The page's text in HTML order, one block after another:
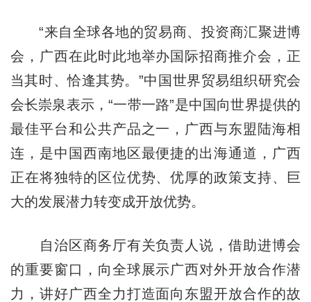
“来自全球各地的贸易商、投资商汇聚进博
会，广西在此时此地举办国际招商推介会，正
当其时、恰逢其势。”中国世界贸易组织研究会
会长崇泉表示，“一带一路”是中国向世界提供的
最佳平台和公共产品之一，广西与东盟陆海相
连，是中国西南地区最便捷的出海通道，广西
正在将独特的区位优势、优厚的政策支持、巨
大的发展潜力转变成开放优势。
自治区商务厅有关负责人说，借助进博会
的重要窗口，向全球展示广西对外开放合作潜
力，讲好广西全力打造面向东盟开放合作的故